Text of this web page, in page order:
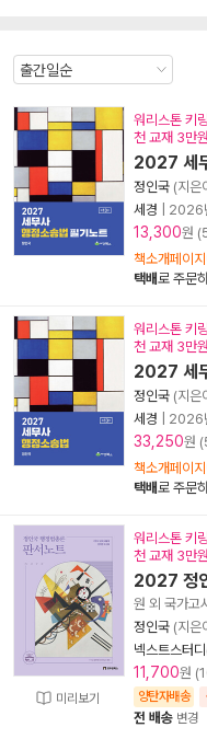
워리스톤 키
천 교재 3만
2027 세
정인국 (지은
세경
2026
13,300원
책소개페이
택배로 주문
워리스톤 키
천 교재 3만
2027 세
정인국 (지은
세경
2026
33,250원
책소개페이
택배로 주문
미리보기
워리스톤 키
천 교재 3만
2027 정
원 외 국가고
정인국 (지은
넥스트스터
11,700원
양탄자배송
전 배송 변경